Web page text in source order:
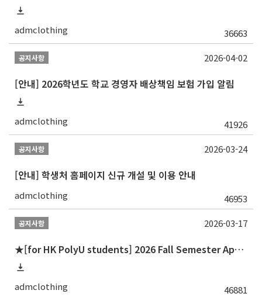
admclothing 36663
공지사항
[안내] 2026학년도 학교 경영자 배상책임 보험 가입 알림
admclothing 41926
2026-04-02
공지사항
[안내] 학생처 홈페이지 신규 개설 및 이용 안내
admclothing 46953
2026-03-24
공지사항
★[for HK PolyU students] 2026 Fall Semester Application Announcement for The Dual Ph.D. Degree Program
admclothing 46881
2026-03-17